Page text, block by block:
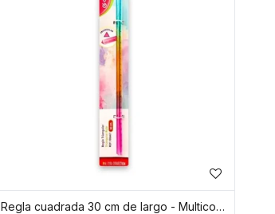
Regla cuadrada 30 cm de largo - Multicolor